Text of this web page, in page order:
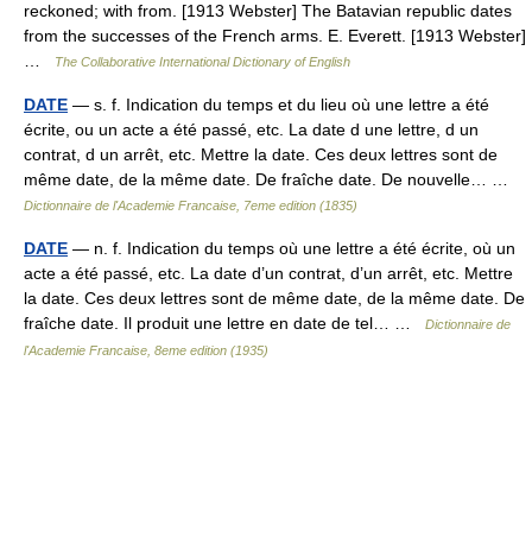
reckoned; with from. [1913 Webster] The Batavian republic dates
from the successes of the French arms. E. Everett. [1913 Webster]
The Collaborative International Dictionary of English
DATE — s. f. Indication du temps et du lieu où une lettre a été
écrite, ou un acte a été passé, etc. La date d une lettre, d un
contrat, d un arrêt, etc. Mettre la date. Ces deux lettres sont de
même date, de la même date. De fraîche date. De nouvelle… …
Dictionnaire de l'Academie Francaise, 7eme edition (1835)
DATE — n. f. Indication du temps où une lettre a été écrite, où un
acte a été passé, etc. La date d’un contrat, d’un arrêt, etc. Mettre
la date. Ces deux lettres sont de même date, de la même date. De
fraîche date. Il produit une lettre en date de tel… …
Dictionnaire de
l'Academie Francaise, 8eme edition (1935)